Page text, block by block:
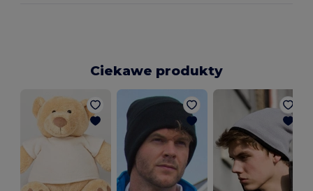
Ciekawe produkty